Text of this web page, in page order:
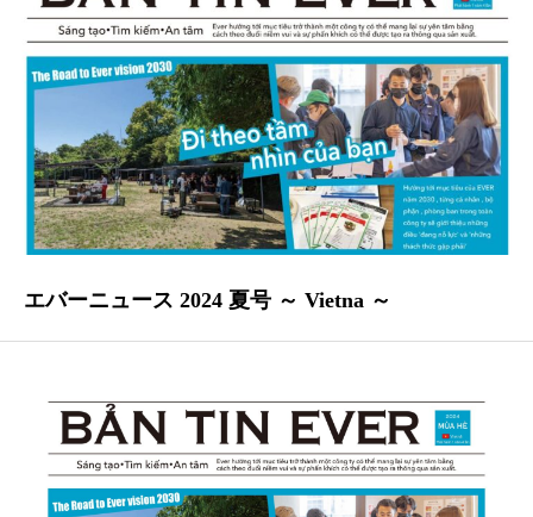
エバーニュース 2024 夏号 ～ Vietna ～